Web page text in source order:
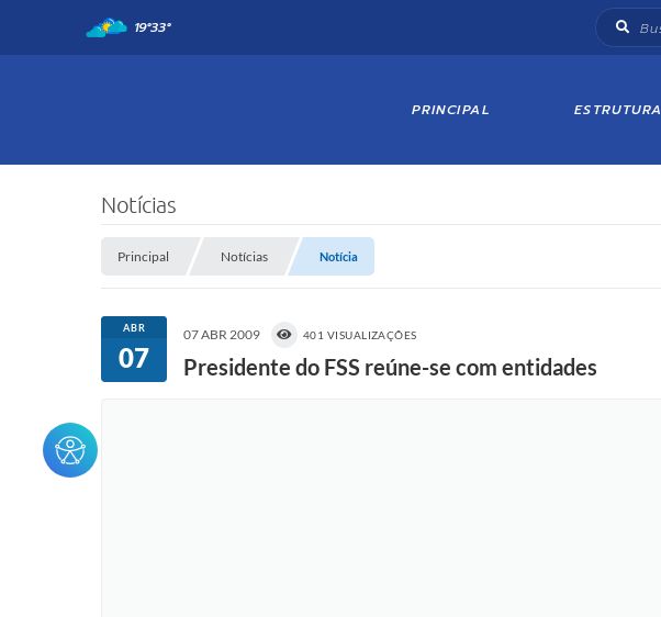
19°33°
PRINCIPAL ESTRUTURA
Notícias
Principal Notícias Notícia
ABR
07
07 ABR 2009 401 VISUALIZAÇÕES
Presidente do FSS reúne-se com entidades